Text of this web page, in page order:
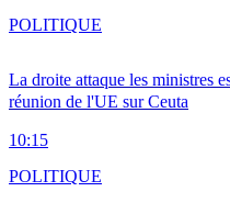
La droite attaque les ministres
réunion de l'UE sur Ceuta
10:15
POLITIQUE
POLITIQUE